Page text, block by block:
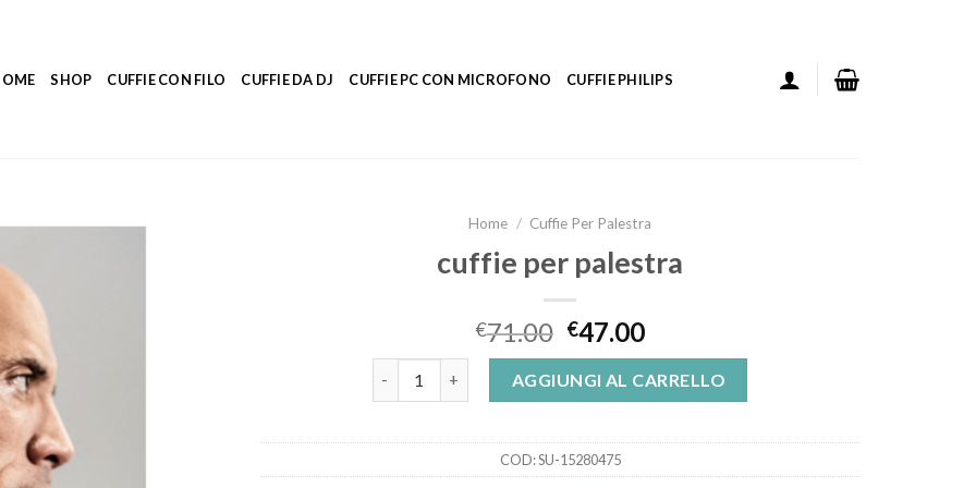
SHOP CUFFIE CON FILO CUFFIE DA DJ CUFFIE PC CON MICROFONO CUFFIE PHILIPS
Home / Cuffie Per Palestra
cuffie per palestra
€71.00 €47.00
AGGIUNGI AL CARRELLO
COD:SU-15280475